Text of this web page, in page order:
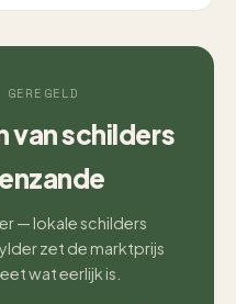
van schilders
— lokale schilders
zet de marktprijs
wat eerlijk is.